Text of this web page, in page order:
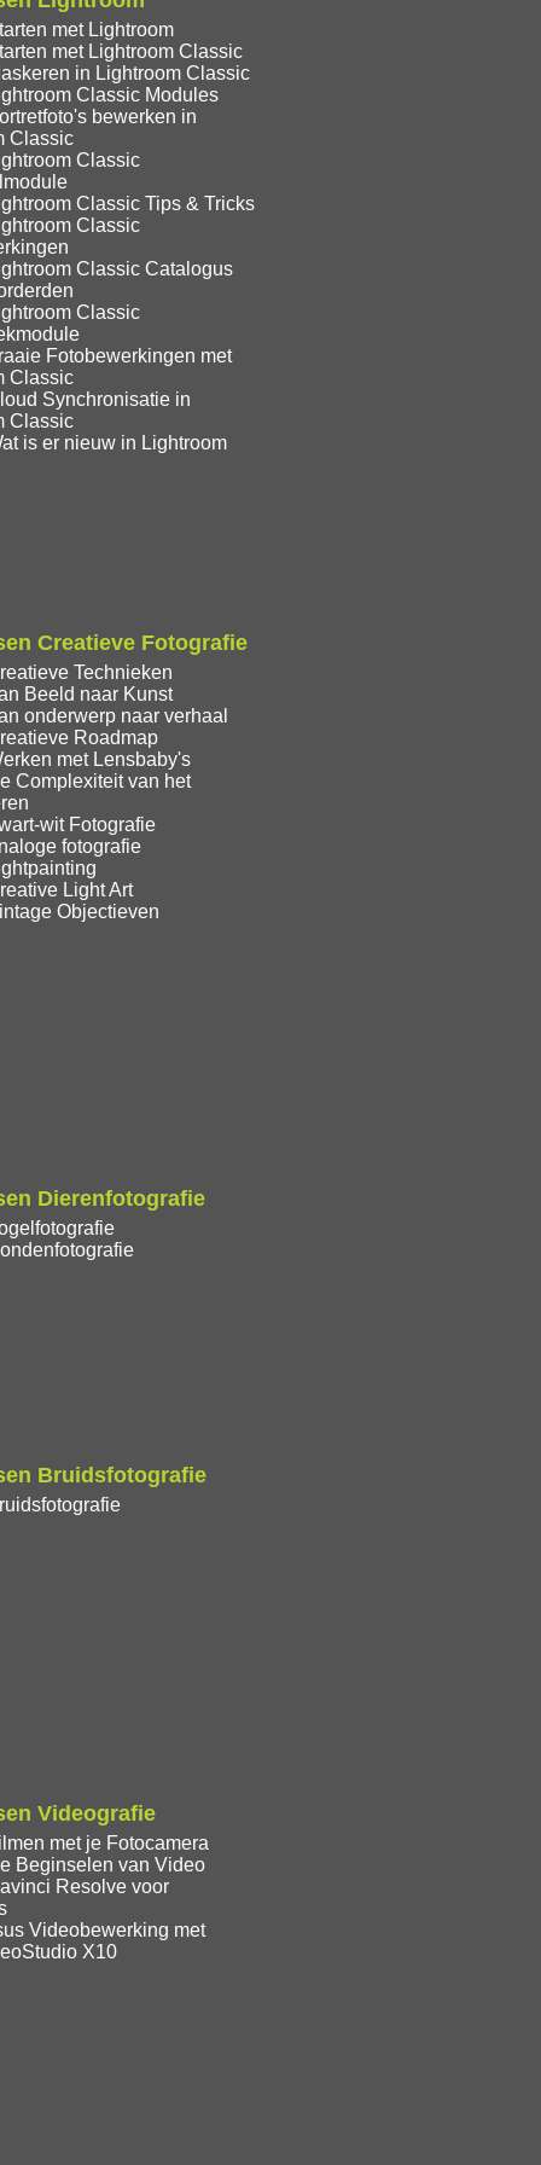
met Lightroom
met Lightroom Classic
in Lightroom Classic
Classic Modules
bewerken in
Classic
Classic
Classic Tips & Tricks
Classic
Classic Catalogus
Classic
Fotobewerkingen met
Classic
Synchronisatie in
Classic
is er nieuw in Lightroom
Creatieve Fotografie
Technieken
Beeld naar Kunst
onderwerp naar verhaal
Roadmap
met Lensbaby's
Complexiteit van het
wit Fotografie
fotografie
Light Art
Objectieven
Dierenfotografie
Bruidsfotografie
Videografie
met je Fotocamera
Beginselen van Video
Resolve voor
Videobewerking met
X10